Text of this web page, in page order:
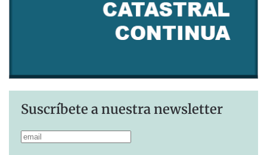
Suscríbete a nuestra newsletter